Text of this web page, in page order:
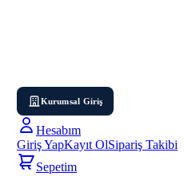
Kurumsal Giriş
Hesabım
Giriş YapKayıt OlSipariş Takibi
Sepetim